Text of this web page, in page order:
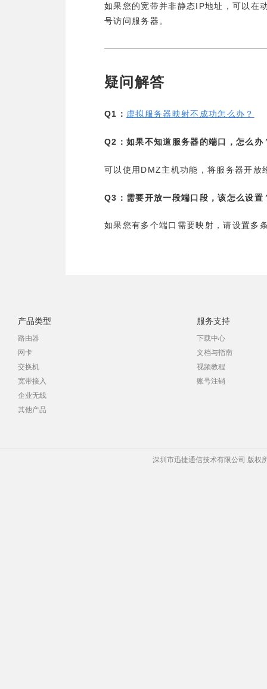
如果您的宽带并非静态IP地址，可以在
号访问服务器。
疑问解答
Q1 ： 虚拟服务器映射不成功怎么办？
Q2 ：如果不知道服务器的端口，怎么办
可以使用 DMZ 主机功能，将服务器开放
Q3 ：需要开放一段端口段，该怎么设置
如果您有多个端口需要映射，请设置多
产品类型
路由器
网卡
交换机
宽带接入
企业无线
其他产品
服务支持
下载中心
文档与指南
视频教程
账号注销
深圳市迅捷通信技术有限公司 版权